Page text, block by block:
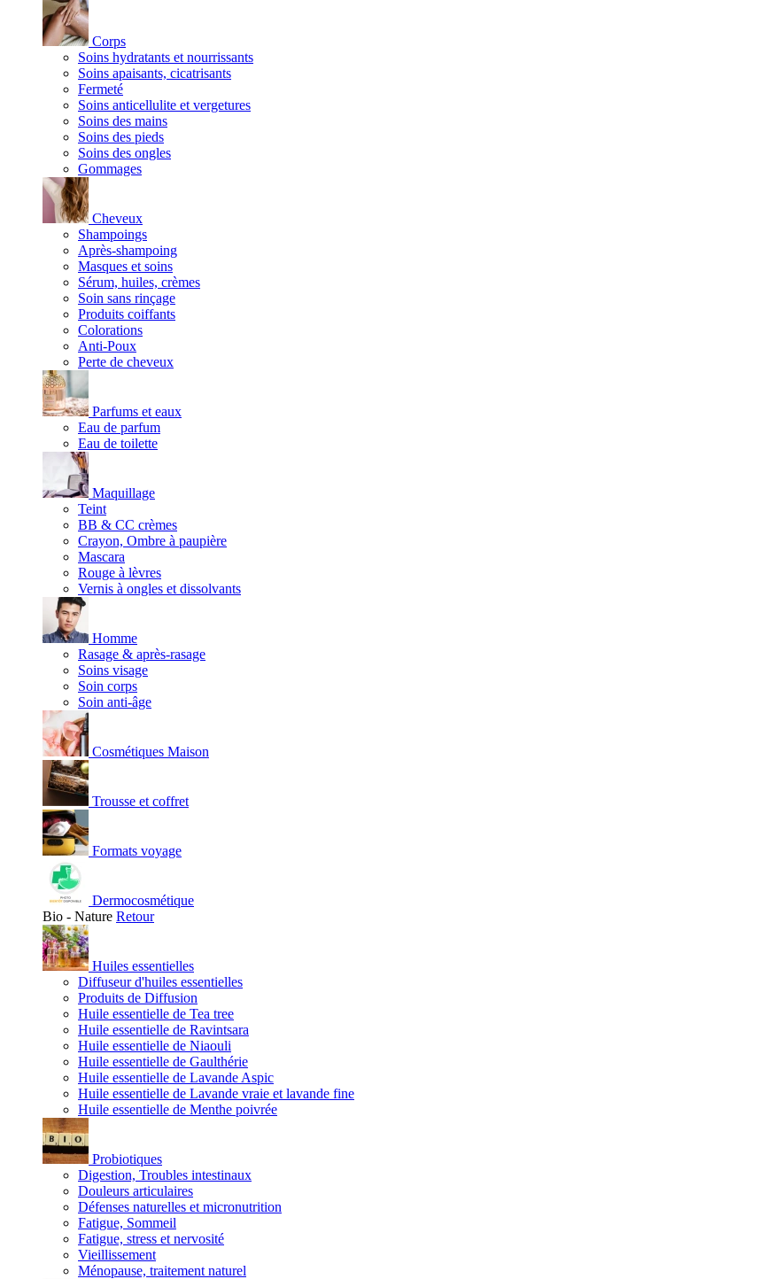
Corps
Soins hydratants et nourrissants
Soins apaisants, cicatrisants
Fermeté
Soins anticellulite et vergetures
Soins des mains
Soins des pieds
Soins des ongles
Gommages
Cheveux
Shampoings
Après-shampoing
Masques et soins
Sérum, huiles, crèmes
Soin sans rinçage
Produits coiffants
Colorations
Anti-Poux
Perte de cheveux
Parfums et eaux
Eau de parfum
Eau de toilette
Maquillage
Teint
BB & CC crèmes
Crayon, Ombre à paupière
Mascara
Rouge à lèvres
Vernis à ongles et dissolvants
Homme
Rasage & après-rasage
Soins visage
Soin corps
Soin anti-âge
Cosmétiques Maison
Trousse et coffret
Formats voyage
Dermocosmétique
Bio - Nature Retour
Huiles essentielles
Diffuseur d'huiles essentielles
Produits de Diffusion
Huile essentielle de Tea tree
Huile essentielle de Ravintsara
Huile essentielle de Niaouli
Huile essentielle de Gaulthérie
Huile essentielle de Lavande Aspic
Huile essentielle de Lavande vraie et lavande fine
Huile essentielle de Menthe poivrée
Probiotiques
Digestion, Troubles intestinaux
Douleurs articulaires
Défenses naturelles et micronutrition
Fatigue, Sommeil
Fatigue, stress et nervosité
Vieillissement
Ménopause, traitement naturel